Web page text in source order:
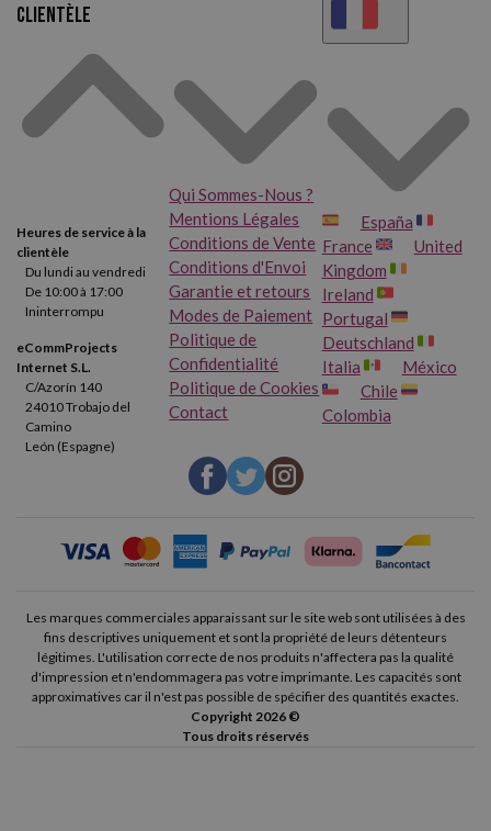
clientèle
Heures de service à la
clientèle
Du lundi au vendredi
De 10:00 à 17:00
Ininterrompu
eCommProjects
Internet S.L.
C/Azorín 140
24010 Trobajo del
Camino
León (Espagne)
Qui Sommes-Nous ?
Mentions Légales
Conditions de Vente
Conditions d'Envoi
Garantie et retours
Modes de Paiement
Politique de
Confidentialité
Politique de Cookies
Contact
España
France
United
Kingdom
Ireland
Portugal
Deutschland
Italia
México
Chile
Colombia
Les marques commerciales apparaissant sur le site web sont utilisées à des
fins descriptives uniquement et sont la propriété de leurs détenteurs
légitimes. L'utilisation correcte de nos produits n'affectera pas la qualité
d'impression et n'endommagera pas votre imprimante. Les capacités sont
approximatives car il n'est pas possible de spécifier des quantités exactes.
Copyright 2026 ©
Tous droits réservés